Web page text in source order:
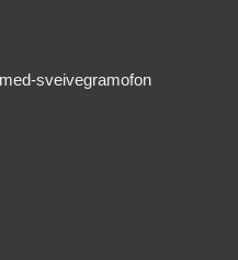
sveivegramofon